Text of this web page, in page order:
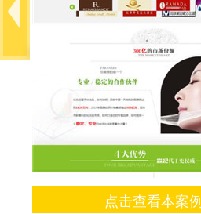
点击查看本案例